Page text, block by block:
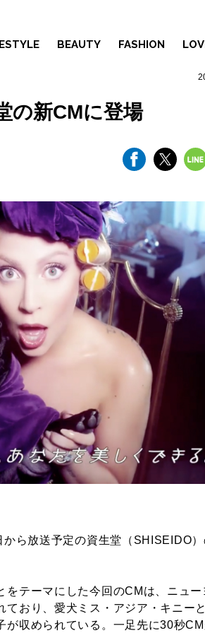
BEAUTY FASHION
の新CMに登場
ら放送予定の資生堂（SHISEIDO
をテーマにした今回のCMは、ニュー
ており、愛犬ミス・アジア・キニー
が収められている。一足先に30秒